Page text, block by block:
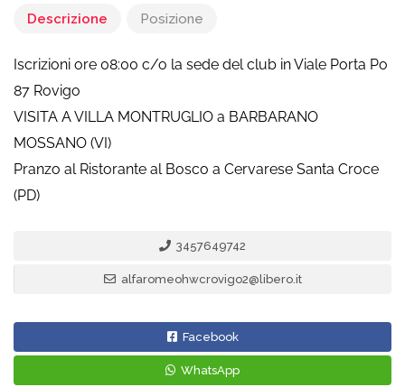
Descrizione Posizione
Iscrizioni ore 08:00 c/o la sede del club in Viale Porta Po
87 Rovigo
VISITA A VILLA MONTRUGLIO a BARBARANO
MOSSANO (VI)
Pranzo al Ristorante al Bosco a Cervarese Santa Croce
(PD)
3457649742
alfaromeohwcrovigo2@libero.it
Facebook
WhatsApp